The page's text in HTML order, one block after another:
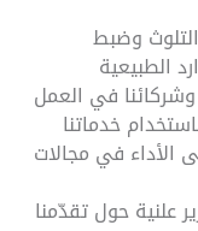
وضبط
الطبيعية
وشركائنا في العمل
خدماتنا
الأداء في مجالات
علنية حول تقدّمنا